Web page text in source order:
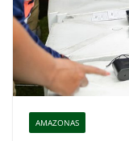
AMAZONAS